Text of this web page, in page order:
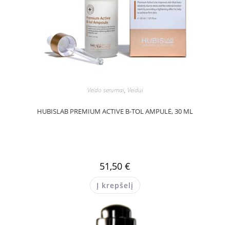
Veido serumai, Veidui
HUBISLAB PREMIUM ACTIVE B-TOL AMPULĖ, 30 ML
51,50 €
Į krepšelį